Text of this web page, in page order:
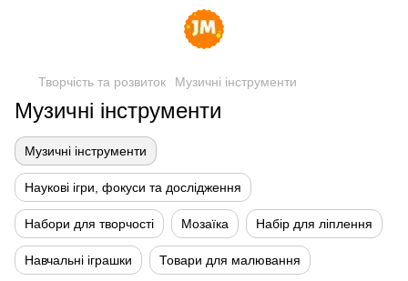
Творчість та розвиток Музичні інструменти
Музичні інструменти
Музичні інструменти
Наукові ігри, фокуси та дослідження
Набори для творчості Мозаїка Набір для ліплення
Навчальні іграшки Товари для малювання